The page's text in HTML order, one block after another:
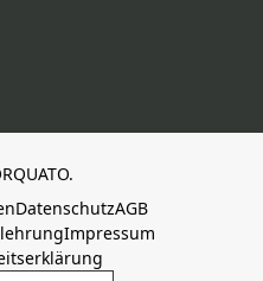
DatenschutzAGB
Impressum